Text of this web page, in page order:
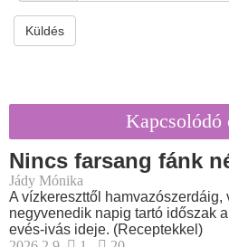
Küldés
Kapcsolódó
Nincs farsang fánk
Jády Mónika
A vízkereszttől hamvazószerdáig,
negyvenedik napig tartó időszak
evés-ivás ideje. (Receptekkel)